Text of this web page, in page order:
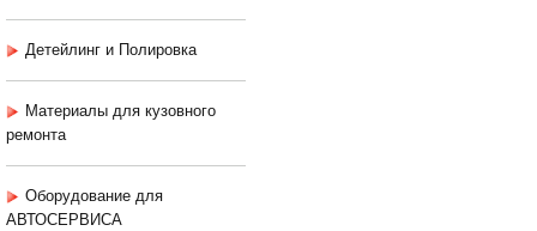
Детейлинг и Полировка
Материалы для кузовного
ремонта
Оборудование для
АВТОСЕРВИСА